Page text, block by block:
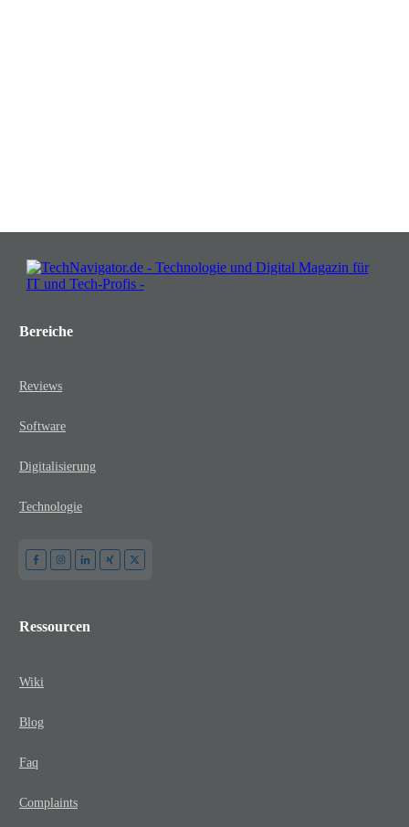
Bereiche
Reviews
Software
Digitalisierung
Technologie
Ressourcen
Wiki
Blog
Faq
Complaints